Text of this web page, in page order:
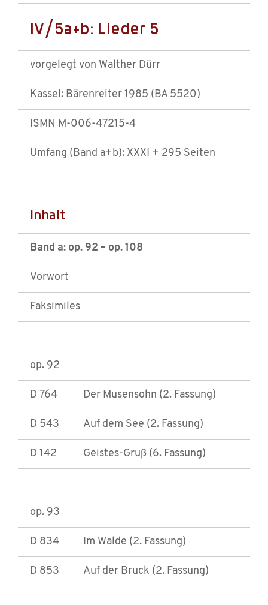
IV/5a+b: Lieder 5
vorgelegt von Walther Dürr
Kassel: Bärenreiter 1985 (BA 5520)
ISMN M-006-47215-4
Umfang (Band a+b): XXXI + 295 Seiten
Inhalt
Band a: op. 92 – op. 108
Vorwort
Faksimiles
op. 92
D 764 Der Musensohn (2. Fassung)
D 543 Auf dem See (2. Fassung)
D 142 Geistes-Gruß (6. Fassung)
op. 93
D 834 Im Walde (2. Fassung)
D 853 Auf der Bruck (2. Fassung)